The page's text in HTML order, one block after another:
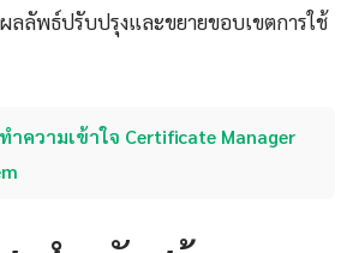
ลัพธ์ปรับปรุงและขยายขอบเขตการใช้
ทำความเข้าใจ Certificate Manager